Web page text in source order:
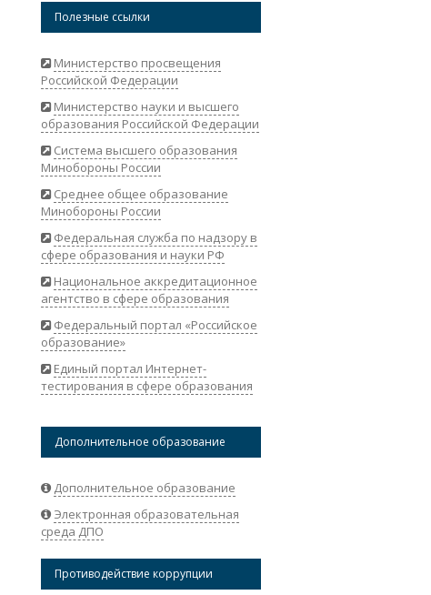
Полезные ссылки
Министерство просвещения
Российской Федерации
Министерство науки и высшего
образования Российской Федерации
Система высшего образования
Минобороны России
Среднее общее образование
Минобороны России
Федеральная служба по надзору в
сфере образования и науки РФ
Национальное аккредитационное
агентство в сфере образования
Федеральный портал «Российское
образование»
Единый портал Интернет-
тестирования в сфере образования
Дополнительное образование
Дополнительное образование
Электронная образовательная
среда ДПО
Противодействие коррупции